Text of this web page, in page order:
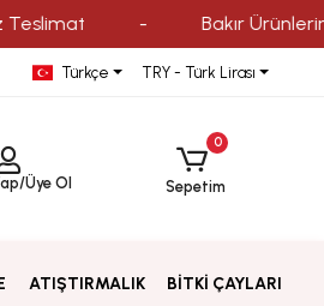
- Bakır Ürünlerinde
Türkçe TRY - Türk Lirası
/Üye Ol
0
Sepetim
ATIŞTIRMALIK BİTKİ ÇAYLARI